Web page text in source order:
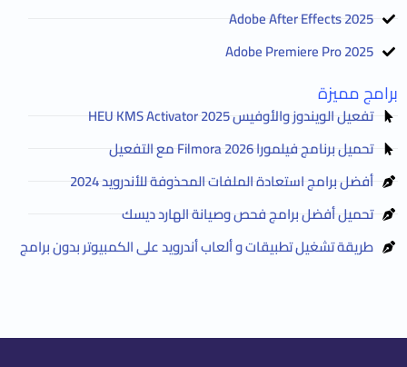
Adobe After Effects 2025
Adobe Premiere Pro 2025
برامج مميزة
تفعيل الويندوز والأوفيس HEU KMS Activator 2025
تحميل برنامج فيلمورا Filmora 2026 مع التفعيل
أفضل برامج استعادة الملفات المحذوفة للأندرويد 2024
تحميل أفضل برامج فحص وصيانة الهارد ديسك
طريقة تشغيل تطبيقات و ألعاب أندرويد على الكمبيوتر بدون برامج